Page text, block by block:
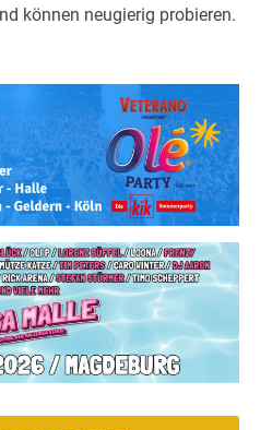
können neugierig probieren.